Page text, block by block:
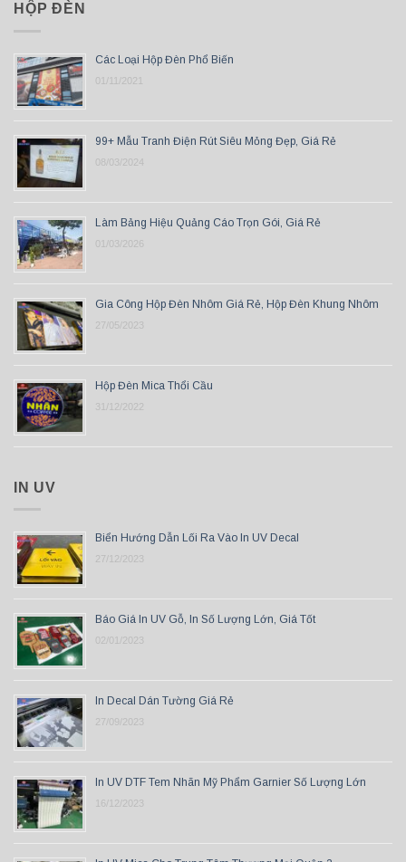
HỘP ĐÈN
Các Loại Hộp Đèn Phổ Biến
01/11/2021
99+ Mẫu Tranh Điện Rút Siêu Mỏng Đẹp, Giá Rẻ
08/03/2024
Làm Bảng Hiệu Quảng Cáo Trọn Gói, Giá Rẻ
01/03/2026
Gia Công Hộp Đèn Nhôm Giá Rẻ, Hộp Đèn Khung Nhôm
27/05/2023
Hộp Đèn Mica Thổi Cầu
31/12/2022
IN UV
Biển Hướng Dẫn Lối Ra Vào In UV Decal
27/12/2023
Báo Giá In UV Gỗ, In Số Lượng Lớn, Giá Tốt
02/01/2023
In Decal Dán Tường Giá Rẻ
27/09/2023
In UV DTF Tem Nhãn Mỹ Phẩm Garnier Số Lượng Lớn
16/12/2023